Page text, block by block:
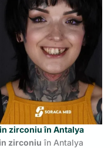
zirconiu în Antalya
zirconiu în Antalya